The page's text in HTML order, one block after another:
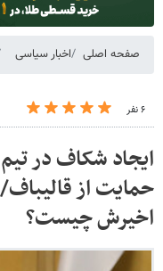
صفحه اصلی اخبار سیاسی
۶ نفر
ایجاد شکاف در تیم
حمایت از
اخیرش چیست؟